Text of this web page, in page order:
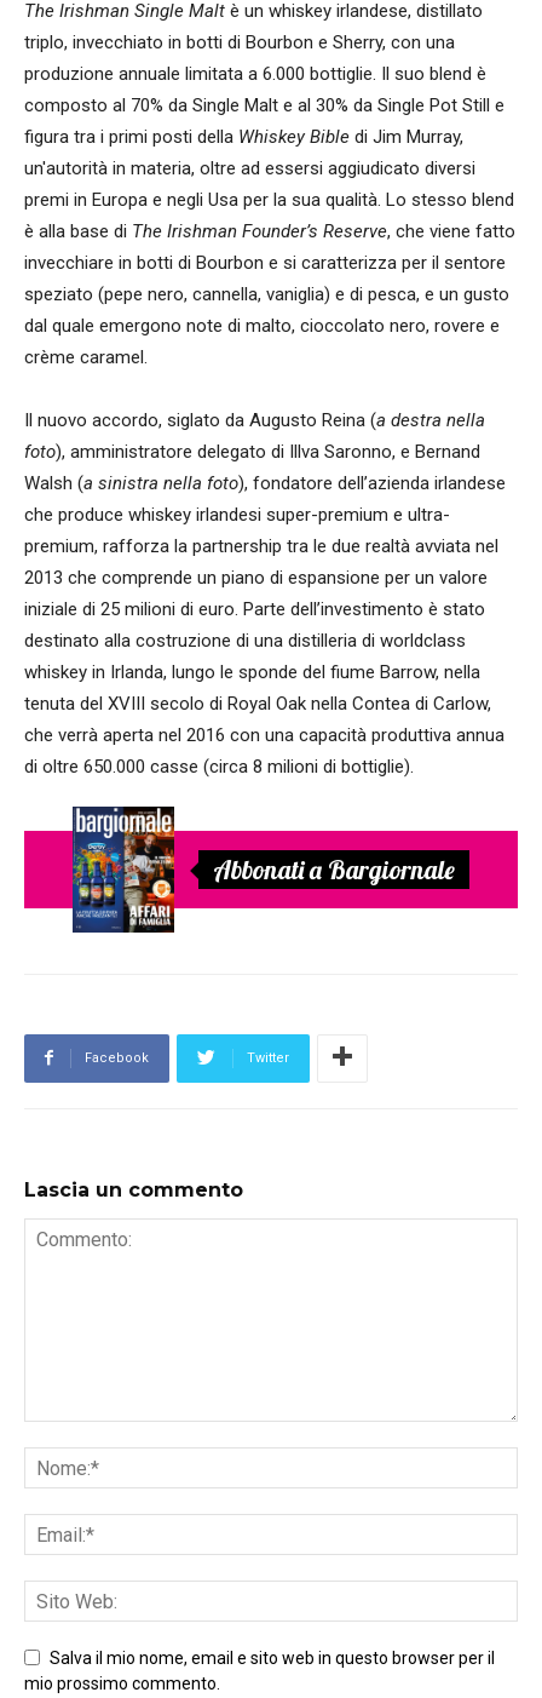
The Irishman Single Malt è un whiskey irlandese, distillato
triplo, invecchiato in botti di Bourbon e Sherry, con una
produzione annuale limitata a 6.000 bottiglie. Il suo blend è
composto al 70% da Single Malt e al 30% da Single Pot Still e
figura tra i primi posti della Whiskey Bible di Jim Murray,
un'autorità in materia, oltre ad essersi aggiudicato diversi
premi in Europa e negli Usa per la sua qualità. Lo stesso blend
è alla base di The Irishman Founder’s Reserve, che viene fatto
invecchiare in botti di Bourbon e si caratterizza per il sentore
speziato (pepe nero, cannella, vaniglia) e di pesca, e un gusto
dal quale emergono note di malto, cioccolato nero, rovere e
crème caramel.
Il nuovo accordo, siglato da Augusto Reina (a destra nella
foto), amministratore delegato di Illva Saronno, e Bernand
Walsh (a sinistra nella foto), fondatore dell’azienda irlandese
che produce whiskey irlandesi super-premium e ultra-
premium, rafforza la partnership tra le due realtà avviata nel
2013 che comprende un piano di espansione per un valore
iniziale di 25 milioni di euro. Parte dell’investimento è stato
destinato alla costruzione di una distilleria di worldclass
whiskey in Irlanda, lungo le sponde del fiume Barrow, nella
tenuta del XVIII secolo di Royal Oak nella Contea di Carlow,
che verrà aperta nel 2016 con una capacità produttiva annua
di oltre 650.000 casse (circa 8 milioni di bottiglie).
Abbonati a Bargiornale
Facebook Twitter
Lascia un commento
Salva il mio nome, email e sito web in questo browser per il
mio prossimo commento.